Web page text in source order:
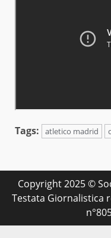
Tags: atletico madrid
Copyright 2025 ©
Testata Giornalistica